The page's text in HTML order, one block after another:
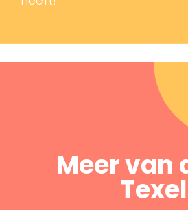
Meer van
Texel